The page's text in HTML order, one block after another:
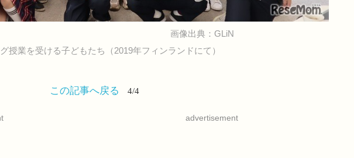
画像出典：GLiN
授業を受ける子どもたち（2019年フィンランドにて）
この記事へ戻る 4/4
advertisement